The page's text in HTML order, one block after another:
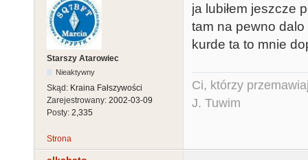
Starszy Atarowiec
Nieaktywny
Skąd: Kraina Fałszywości
Zarejestrowany: 2002-03-09
Posty: 2,335
ja lubiłem jeszcze
tam na pewno
kurde ta to mnie
Ci, którzy
J. Tuwim
Strona